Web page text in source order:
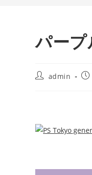
パー
Postadmin